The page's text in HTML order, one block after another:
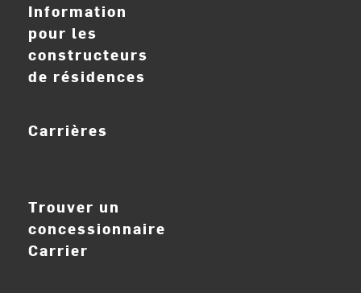
Information
pour les
constructeurs
de résidences
Carrières
Trouver un
concessionnaire
Carrier